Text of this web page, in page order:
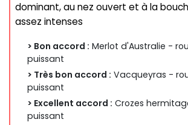
dominant, au nez ouvert et à la
assez intenses
> Bon accord : Merlot d'Australie -
puissant
> Très bon accord : Vacqueyras -
puissant
> Excellent accord : Crozes
puissant